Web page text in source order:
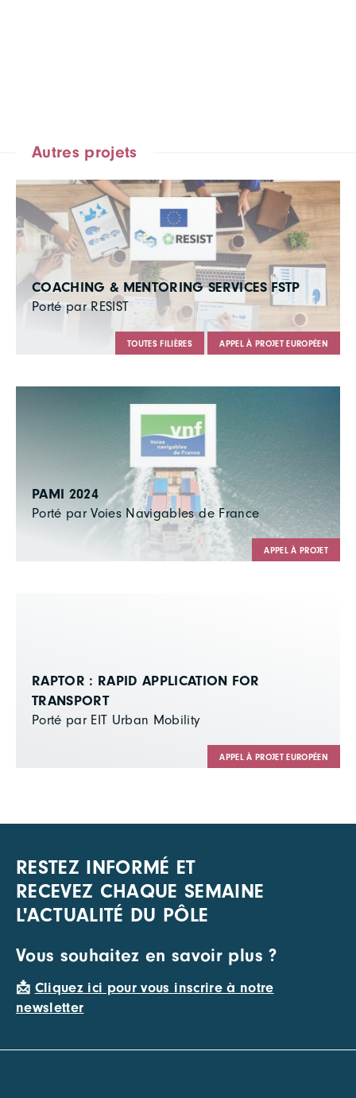
Autres projets
COACHING & MENTORING SERVICES FSTP
Porté par RESIST
TOUTES FILIÈRES APPEL À PROJET EUROPÉEN
PAMI 2024
Porté par Voies Navigables de France
APPEL À PROJET
RAPTOR : RAPID APPLICATION FOR
TRANSPORT
Porté par EIT Urban Mobility
APPEL À PROJET EUROPÉEN
RESTEZ INFORMÉ ET
RECEVEZ CHAQUE SEMAINE
L'ACTUALITÉ DU PÔLE
Vous souhaitez en savoir plus ?
📩 Cliquez ici pour vous inscrire à notre
newsletter